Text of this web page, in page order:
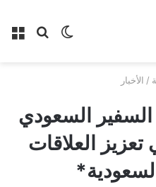
بحث الوضع
/ الأخبار
السفير السعودي
العلاقات